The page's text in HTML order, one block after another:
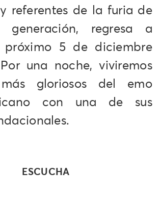
referentes de la furia de
regresa a
próximo 5 de diciembre
una noche, viviremos
gloriosos del emo
con una de sus
ESCUCHA